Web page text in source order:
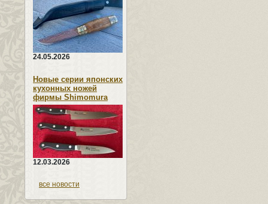
24.05.2026
Новые серии японских
кухонных ножей
фирмы Shimomura
12.03.2026
все новости